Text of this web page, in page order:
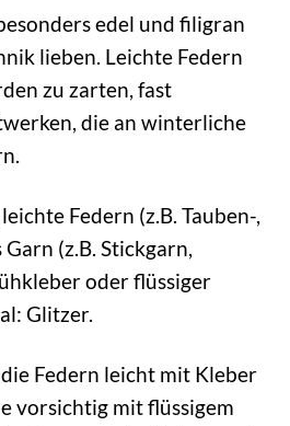
edel und filigran
lieben. Leichte Federn
zu zarten, fast
die an winterliche
Federn (z.B. Tauben-,
(z.B. Stickgarn,
oder flüssiger
Glitzer.
Federn leicht mit Kleber
vorsichtig mit flüssigem